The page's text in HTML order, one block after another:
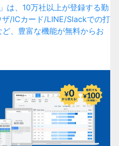
は、10万社以上が登録する勤
/ICカード/LINE/Slackでの打
、豊富な機能が無料からお